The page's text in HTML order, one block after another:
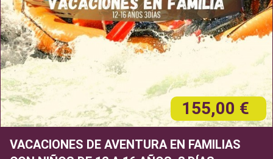
155,00 €
VACACIONES DE AVENTURA EN FAMILIAS